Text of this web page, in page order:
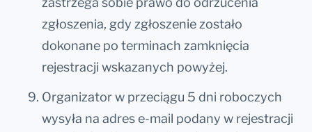
zgłoszenia, gdy zgłoszenie zostało
dokonane po terminach zamknięcia
rejestracji wskazanych powyżej.
Organizator w przeciągu 5 dni roboczych
wysyła na adres e-mail podany w rejestracji